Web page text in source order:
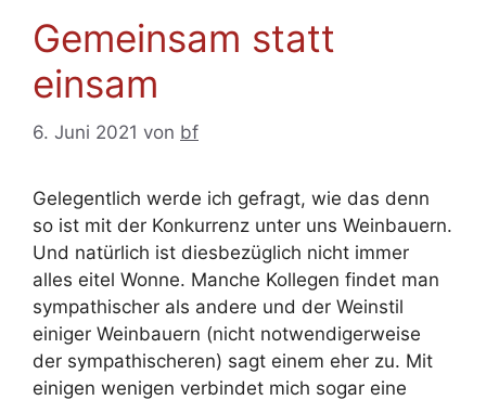
Gemeinsam statt
einsam
6. Juni 2021 von bf
Gelegentlich werde ich gefragt, wie das denn
so ist mit der Konkurrenz unter uns Weinbauern.
Und natürlich ist diesbezüglich nicht immer
alles eitel Wonne. Manche Kollegen findet man
sympathischer als andere und der Weinstil
einiger Weinbauern (nicht notwendigerweise
der sympathischeren) sagt einem eher zu. Mit
einigen wenigen verbindet mich sogar eine